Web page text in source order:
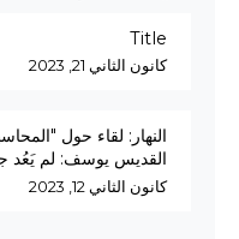
Title
كانون الثاني 21, 2023
النهار: لقاء حول
القديس يوسف: لم يَعُد
كانون الثاني 12, 2023